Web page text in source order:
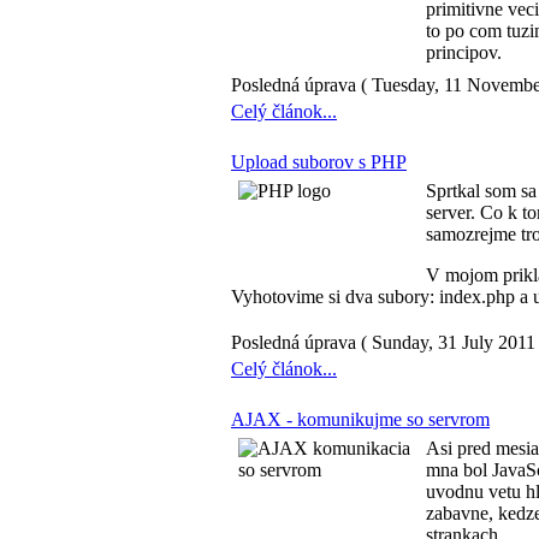
primitivne
to po com
principov.
Posledná úprava ( Tuesday, 11
Celý článok...
Upload suborov s PHP
Sprtkal som
server. Co k
samozrejme
V mojom
Vyhotovime si dva subory: index.php a
Posledná úprava ( Sunday, 31 July
Celý článok...
AJAX - komunikujme so servrom
Asi pred
mna bol
uvodnu vetu
zabavne,